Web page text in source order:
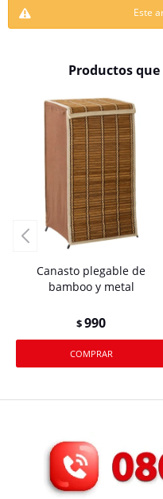
Este
Productos
Canasto plegable de
bamboo y metal
$990